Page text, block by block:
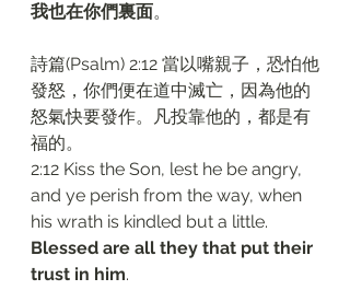
我也在你們裏面。
詩篇(Psalm) 2:12 當以嘴親子，恐怕他
發怒，你們便在道中滅亡，因為他的
怒氣快要發作。凡投靠他的，都是有
福的。
2:12 Kiss the Son, lest he be angry,
and ye perish from the way, when
his wrath is kindled but a little.
Blessed are all they that put their
trust in him.